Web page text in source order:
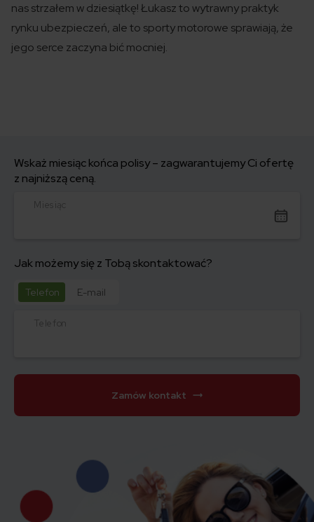
nas strzałem w dziesiątkę! Łukasz to wytrawny praktyk
rynku ubezpieczeń, ale to sporty motorowe sprawiają, że
jego serce zaczyna bić mocniej.
Wskaż miesiąc końca polisy – zagwarantujemy Ci ofertę
z najniższą ceną.
Miesiąc
Jak możemy się z Tobą skontaktować?
Telefon E-mail
Telefon
Zamów kontakt